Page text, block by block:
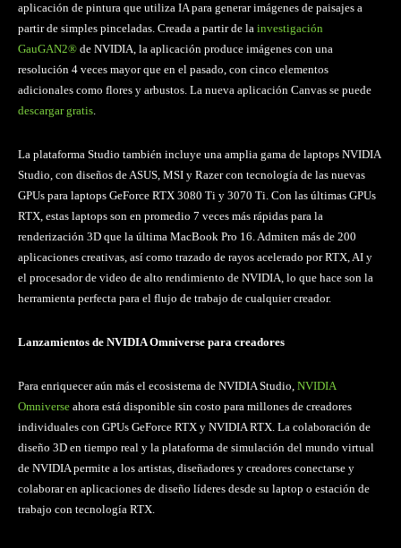
aplicación de pintura que utiliza IA para generar imágenes de paisajes a
partir de simples pinceladas. Creada a partir de la investigación
GauGAN2® de NVIDIA, la aplicación produce imágenes con una
resolución 4 veces mayor que en el pasado, con cinco elementos
adicionales como flores y arbustos. La nueva aplicación Canvas se puede
descargar gratis.
La plataforma Studio también incluye una amplia gama de laptops NVIDIA
Studio, con diseños de ASUS, MSI y Razer con tecnología de las nuevas
GPUs para laptops GeForce RTX 3080 Ti y 3070 Ti. Con las últimas GPUs
RTX, estas laptops son en promedio 7 veces más rápidas para la
renderización 3D que la última MacBook Pro 16. Admiten más de 200
aplicaciones creativas, así como trazado de rayos acelerado por RTX, AI y
el procesador de video de alto rendimiento de NVIDIA, lo que hace son la
herramienta perfecta para el flujo de trabajo de cualquier creador.
Lanzamientos de NVIDIA Omniverse para creadores
Para enriquecer aún más el ecosistema de NVIDIA Studio, NVIDIA
Omniverse ahora está disponible sin costo para millones de creadores
individuales con GPUs GeForce RTX y NVIDIA RTX. La colaboración de
diseño 3D en tiempo real y la plataforma de simulación del mundo virtual
de NVIDIA permite a los artistas, diseñadores y creadores conectarse y
colaborar en aplicaciones de diseño líderes desde su laptop o estación de
trabajo con tecnología RTX.